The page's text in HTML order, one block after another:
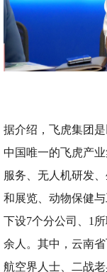
据介绍，飞虎集团
中国唯一的飞虎产
服务、无人机研发
和展览、动物保健
下设7个分公司、1
余人。其中，云南
航空界人士、二战